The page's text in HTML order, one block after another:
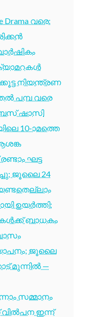
വരെ:
നിയന്ത്രണ
പമ്പ വരെ
ബസ് ഷാസി
10-ാമത്തെ
ഘട്ട
ജൂലൈ 24
ഉയർത്തി;
ബാധകം
ജൂലൈ
മുന്നിൽ —
സമ്മാനം
വിൽപന ഇന്ന്